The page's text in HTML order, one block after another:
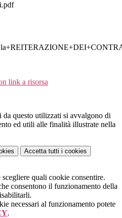
link a risorsa
questo utilizzati si avvalgono di
ed utili alle finalità illustrate nella
Accetta tutti i cookies
quali cookie consentire.
consentono il funzionamento della
necessari al funzionamento potete
.